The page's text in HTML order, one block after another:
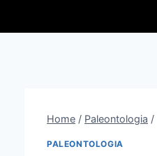
Home / Paleontologia /
PALEONTOLOGIA